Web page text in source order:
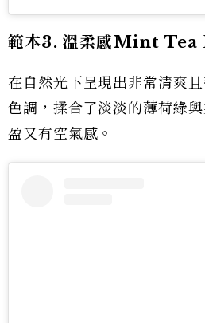
範本3. 溫柔感Mint
在自然光下呈現出非常清爽
色調，揉合了淡淡的薄荷綠
盈又有空氣感。